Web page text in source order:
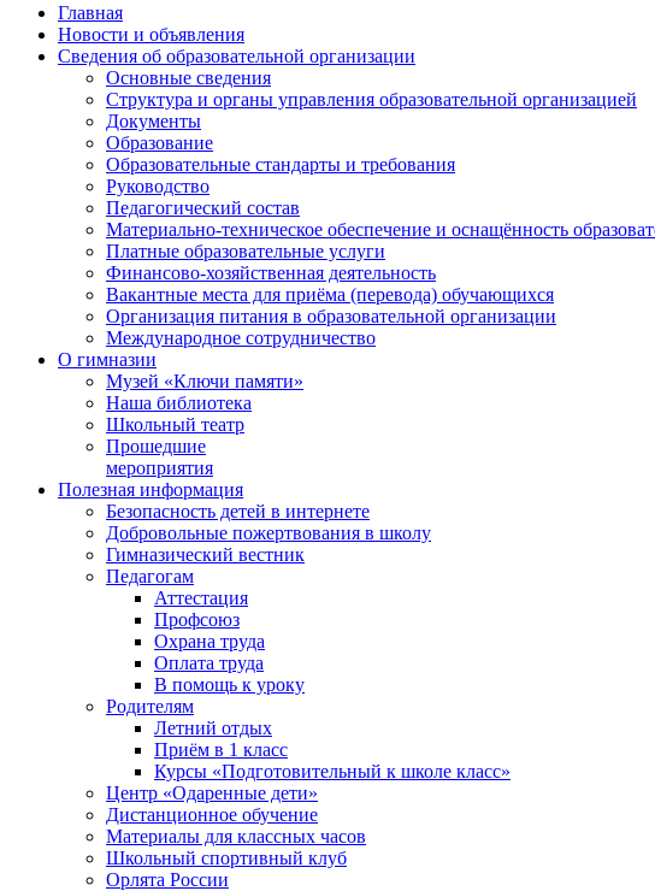
Главная
Новости и объявления
Сведения об образовательной­ организации
Основные сведения
Структура и органы управления образовательной организацией
Документы
Образование
Образовательные стандарты и требования
Руководство
Педагогический состав
Материально-техническое обеспечение и оснащённость
Платные образовательные услуги
Финансово-хозяйственная деятельность
Вакантные места для приёма (перевода) обучающихся
Организация питания в образовательной организации
Международное сотрудничество
О гимназии
Музей «Ключи памяти»
Наша библиотека
Школьный театр
Прошедшие
мероприятия
Полезная информация
Безопасность детей в интернете
Добровольные пожертвования в школу
Гимназический вестник
Педагогам
Аттестация
Профсоюз
Охрана труда
Оплата труда
В помощь к уроку
Родителям
Летний отдых
Приём в 1 класс
Курсы «Подготовительный к школе класс»
Центр «Одаренные дети»
Дистанционное обучение
Материалы для классных часов
Школьный спортивный клуб
Орлята России